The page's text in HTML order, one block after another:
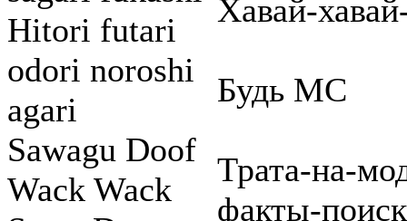
Hitori futari
odori noroshi
agari
Sawagu Doof
Wack Wack
Хавай-
Будь МС
Трата-на-
факты-